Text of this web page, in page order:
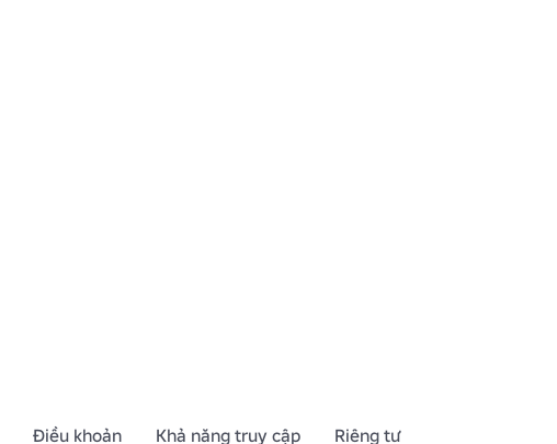
Điều khoản Khả năng truy cập Riêng tư